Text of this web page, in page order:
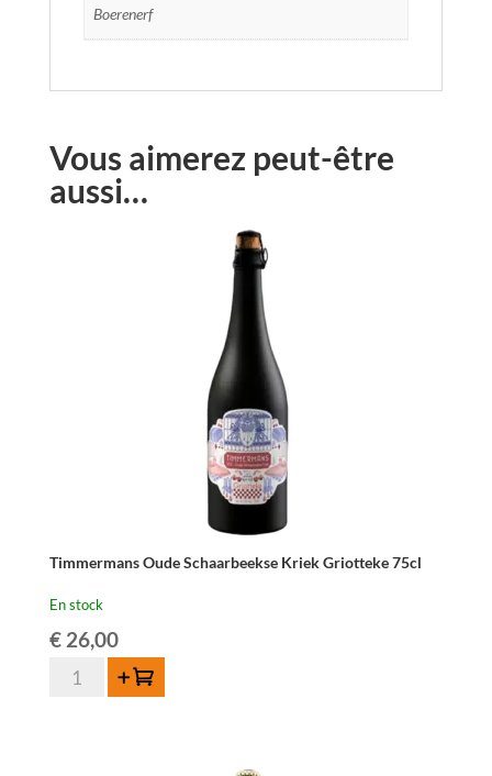
Boerenerf
Vous aimerez peut-être
aussi…
Timmermans Oude Schaarbeekse Kriek Griotteke 75cl
En stock
€26,00
quantité
Ajouter au panier